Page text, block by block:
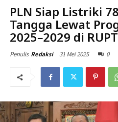
PLN Siap Listriki
Tangga Lewat
2025–2029 di
Penulis Redaksi 31 Mei 2025 0